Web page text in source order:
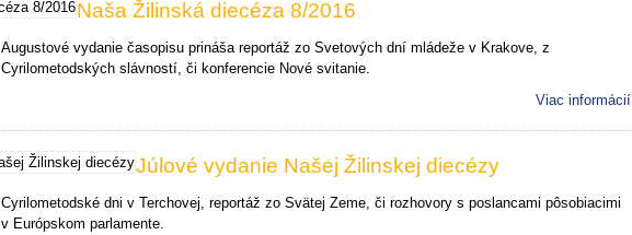
Naša Žilinská diecéza 8/2016
Augustové vydanie časopisu prináša reportáž zo Svetových dní mládeže v Krakove, z
Cyrilometodských slávností, či konferencie Nové svitanie.
Viac informácií
Júlové vydanie Našej Žilinskej diecézy
Cyrilometodské dni v Terchovej, reportáž zo Svätej Zeme, či rozhovory s poslancami pôsobiacimi
v Európskom parlamente.